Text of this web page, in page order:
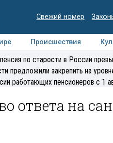
Свежий номер
Происшествия
Медиацентр Интервью
по старости в России
предложили закрепить на
работающих пенсионеров с 1
ответа на